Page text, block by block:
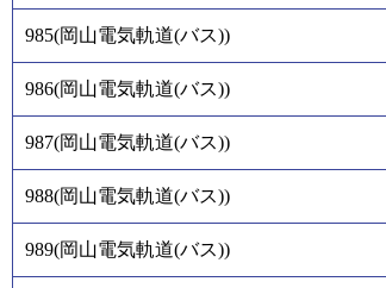
985(岡山電気軌道(バス))
986(岡山電気軌道(バス))
987(岡山電気軌道(バス))
988(岡山電気軌道(バス))
989(岡山電気軌道(バス))